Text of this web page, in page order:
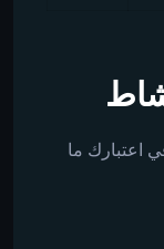
اعتبارك ما